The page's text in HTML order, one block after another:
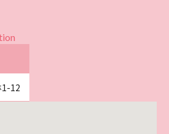
1-12